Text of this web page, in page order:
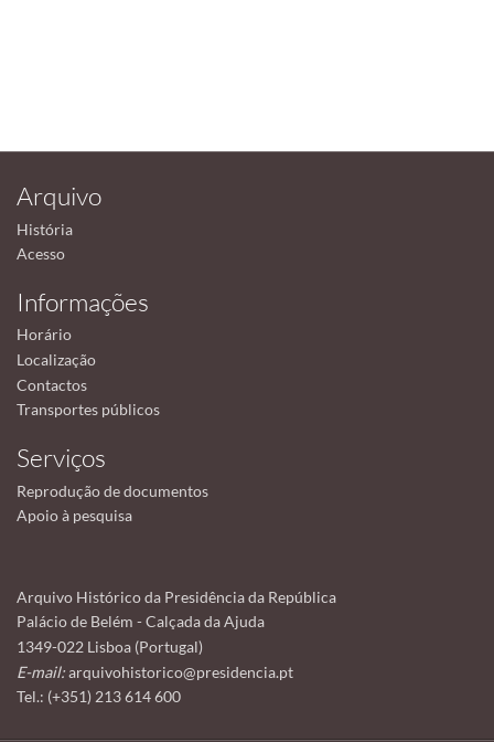
Arquivo
História
Acesso
Informações
Horário
Localização
Contactos
Transportes públicos
Serviços
Reprodução de documentos
Apoio à pesquisa
Arquivo Histórico da Presidência da República
Palácio de Belém - Calçada da Ajuda
1349-022 Lisboa (Portugal)
E-mail:arquivohistorico@presidencia.pt
Tel.: (+351) 213 614 600